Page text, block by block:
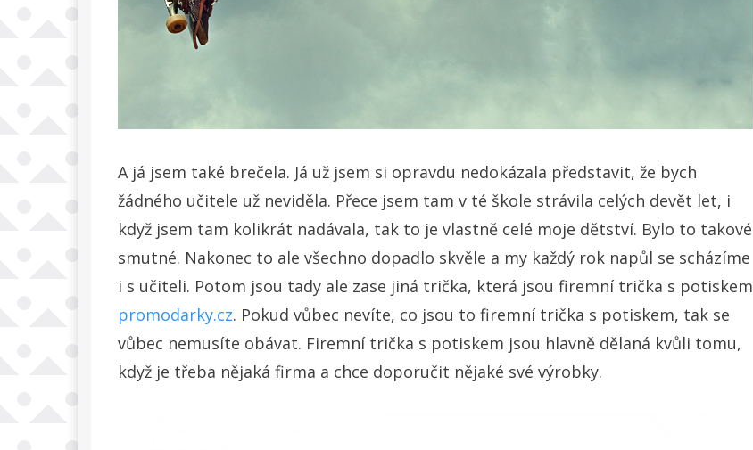
A já jsem také brečela. Já už jsem si opravdu nedokázala představit, že bych
žádného učitele už neviděla. Přece jsem tam v té škole strávila celých devět let, i
když jsem tam kolikrát nadávala, tak to je vlastně celé moje dětství. Bylo to takové
smutné. Nakonec to ale všechno dopadlo skvěle a my každý rok napůl se scházíme
i s učiteli. Potom jsou tady ale zase jiná trička, která jsou firemní trička s potiskem
promodarky.cz. Pokud vůbec nevíte, co jsou to firemní trička s potiskem, tak se
vůbec nemusíte obávat. Firemní trička s potiskem jsou hlavně dělaná kvůli tomu,
když je třeba nějaká firma a chce doporučit nějaké své výrobky.